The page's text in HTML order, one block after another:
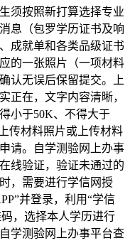
须按照新打算选择专业
息（包罗学历证书及响
成就单和各类品级证书
的一张照片（一项材料
认无误后保留提交。上
正在，文字内容清晰，
小于50K、不得大于
传材料照片或上传材料
请。自学测验网上办事
线验证，验证未通过的
，需要进行学信网授
并登录，利用“学信
，选择本人学历进行
学测验网上办事平台查